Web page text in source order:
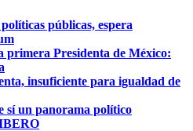
públicas, espera
primera Presidenta de México:
insuficiente para igualdad de
sí un panorama político